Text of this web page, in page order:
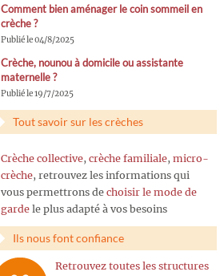
Comment bien aménager le coin sommeil en
crèche ?
Publié le 04/8/2025
Crèche, nounou à domicile ou assistante
maternelle ?
Publié le 19/7/2025
Tout savoir sur les crèches
Crèche collective, crèche familiale, micro-
crèche, retrouvez les informations qui
vous permettrons de choisir le mode de
garde le plus adapté à vos besoins
Ils nous font confiance
Retrouvez toutes les structures